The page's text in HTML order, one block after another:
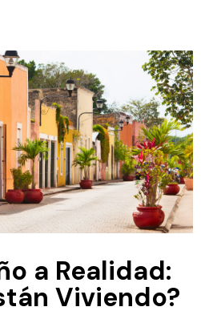
a Realidad:
Viviendo?